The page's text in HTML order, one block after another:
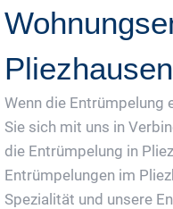
Pliezhausen
Wenn die Entrümpelung
Sie sich mit uns in
die Entrümpelung in
Entrümpelungen im
Spezialität und unsere